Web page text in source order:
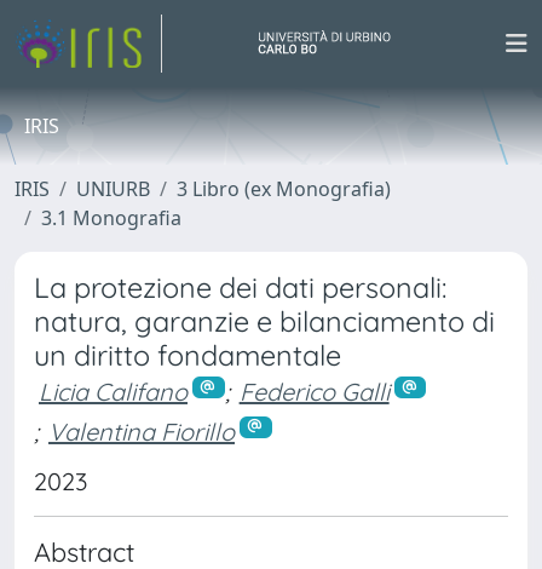
IRIS
IRIS UNIURB
3 Libro (ex Monografia)
3.1 Monografia
La protezione dei dati personali:
natura, garanzie e bilanciamento di
un diritto fondamentale
Licia Califano ; Federico Galli
; Valentina Fiorillo
2023
Abstract